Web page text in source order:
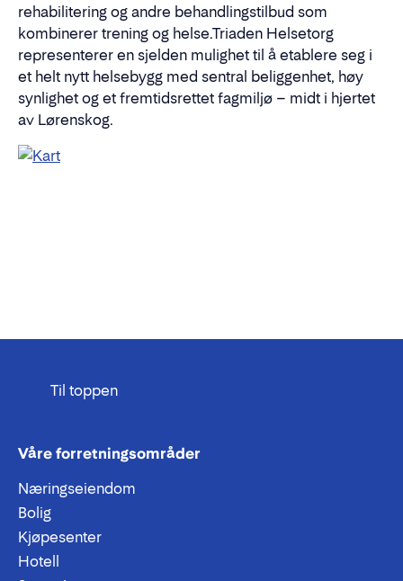
rehabilitering og andre behandlingstilbud som
kombinerer trening og helse.Triaden Helsetorg
representerer en sjelden mulighet til å etablere seg i
et helt nytt helsebygg med sentral beliggenhet, høy
synlighet og et fremtidsrettet fagmiljø – midt i hjertet
av Lørenskog.
Til toppen
Våre forretningsområder
Næringseiendom
Bolig
Kjøpesenter
Hotell